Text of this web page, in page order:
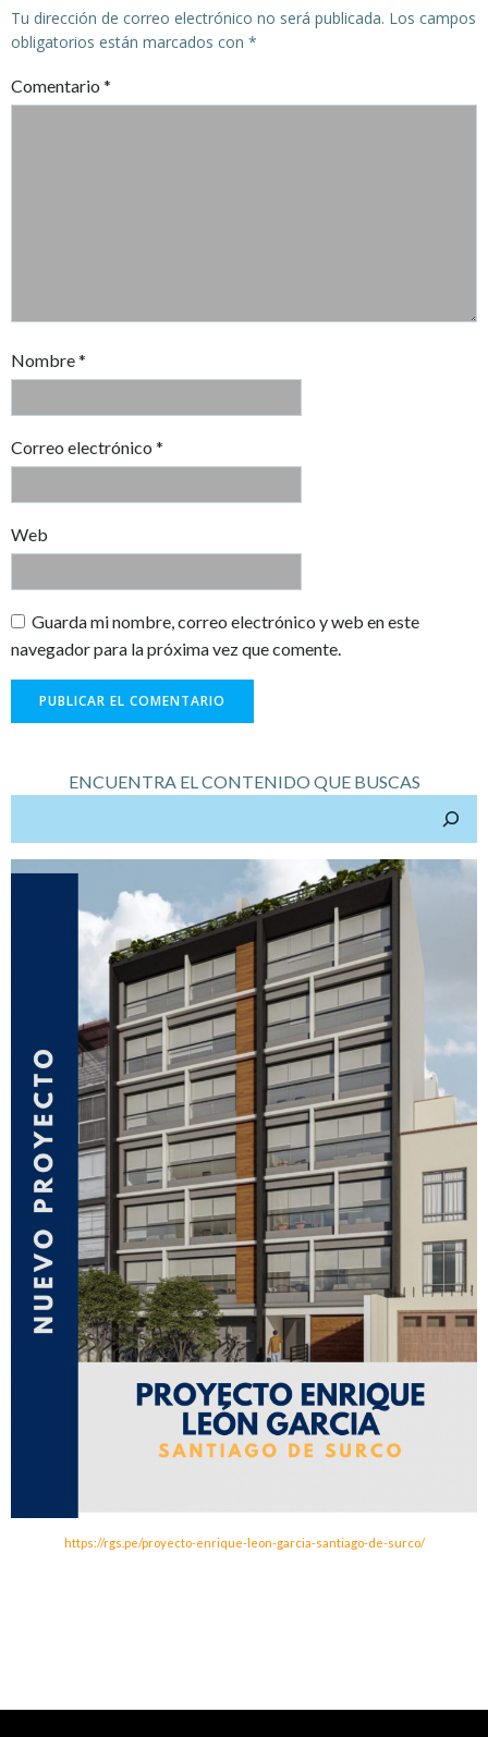
Tu dirección de correo electrónico no será publicada. Los campos
obligatorios están marcados con *
Comentario *
Nombre*
Correo electrónico *
Web
Guarda mi nombre, correo electrónico y web en este
navegador para la próxima vez que comente.
ENCUENTRA EL CONTENIDO QUE BUSCAS
https://rgs.pe/proyecto-enrique-leon-garcia-santiago-de-surco/